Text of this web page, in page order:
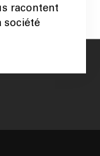
racontent
société